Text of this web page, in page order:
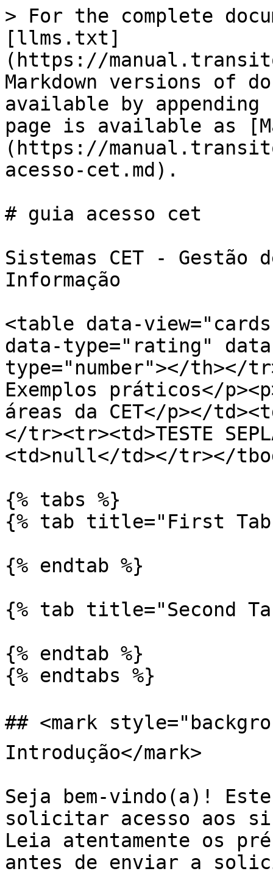
> For the complete
[llms.txt]
(https://
Markdown versions of
available by
page is available as
(https://
acesso-cet.md).
# guia acesso cet
Sistemas CET - Gestão
Informação
<table data-
data-type="rating"
type="number"></th></
Exemplos práticos</
áreas da CET</p></
</tr><tr><td>TESTE
<td>null</td></tr></
{% tabs %}
{% tab title="First
{% endtab %}
{% tab title="Second
{% endtab %}
{% endtabs %}
## <mark
Introdução</mark>
Seja bem-vindo(a)!
solicitar acesso aos
Leia atentamente os
antes de enviar a